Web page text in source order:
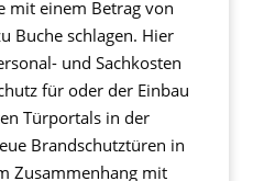
mit einem Betrag von
Buche schlagen. Hier
und Sachkosten
für oder der Einbau
Türportals in der
Brandschutztüren in
Zusammenhang mit